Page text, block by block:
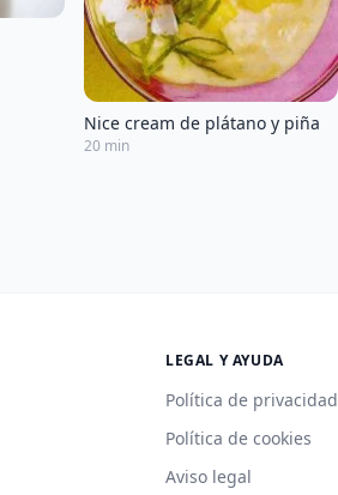
Nice cream de plátano y piña
20 min
LEGAL Y AYUDA
Política de privacidad
Política de cookies
Aviso legal